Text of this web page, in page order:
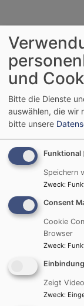
Es gibt zudem
den Eintritt für
einem kurzen
mit dem Besuch
öffentlich mit
Welche
Was, wenn ich
Voraussetzung
Kirche ist die
orthodox).
im Gespräch
stattfinden soll.
Was, wenn ich
und
Bitte die Dienste
auswählen, die wir
bitte unsere
Funktional
Speichern
Zweck:
Consent
Cookie
Browser
Zweck:
Zeigt
Zweck: